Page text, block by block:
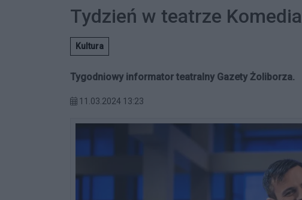
Tydzień w teatrze Komedia
Kultura
Tygodniowy informator teatralny Gazety Żoliborza.
11.03.2024 13:23